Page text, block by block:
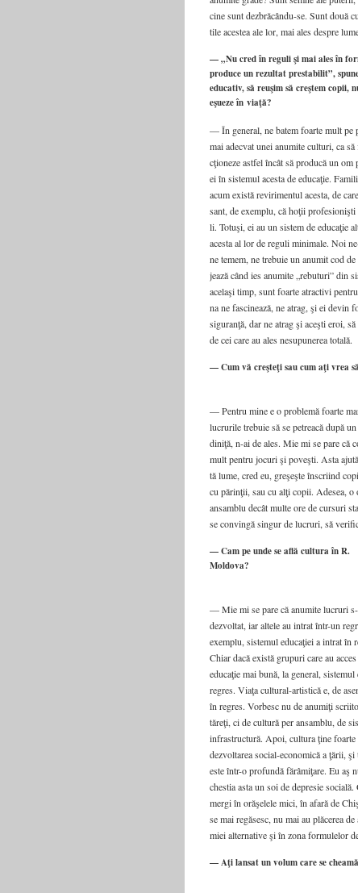
cine sunt dezbrăcându-se. Sunt două
ti­le aces­tea ale lor, mai ales des­pre
— „Nu cred în reguli şi mai ales în
produce un rezultat prestabilit”,
educativ, să reuşim să creştem copii,
eşueze în viaţă?
— În gene­ral, ne batem foar­te mult pe
mai adec­vat unei anu­mi­te cul­tu­ri, ca
cţio­ne­ze ast­fel încât să pro­du­că un
ei în sis­te­mul aces­ta de edu­ca­ţie.
acum exis­tă revi­ri­men­tul aces­ta, de
sant, de exem­plu, că hoţii
li. Totu­şi, ei au un sis­tem de edu­ca­ţie
aces­ta al lor de regu­li mini­ma­le. Noi
ne temem, ne tre­bu­ie un anu­mit cod
jea­ză când ies anu­mi­te „rebu­tu­ri” din
ace­la­şi timp, sunt foar­te atrac­ti­vi
na ne fas­ci­nea­ză, ne atrag, şi ei devin
sigu­ranţă, dar ne atrag şi aceş­ti eroi,
de cei care au ales nesu­pu­ne­rea tota­lă.
— Cum vă creşteţi sau cum aţi vrea
— Pen­tru mine e o pro­ble­mă foar­te
lucru­ri­le tre­bu­ie să se petrea­că după
di­ni­ţă, n-ai de ales. Mie mi se pare că
mult pen­tru jocu­ri şi poveş­ti. Asta
tă lume, cred eu, greşeş­te înscri­ind
cu părinţii, sau cu alţi copii. Ade­sea, o
ansam­blu decât mul­te ore de cur­su­ri
se con­vingă sin­gur de lucru­ri, să
— Cam pe unde se află cultura în R.
Moldova?
— Mie mi se pare că anu­mi­te lucru­ri
dezvol­tat, iar alte­le au intrat într-un
exem­plu, sis­te­mul edu­ca­ţi­ei a intrat în
Chiar dacă exis­tă gru­pu­ri care au
edu­ca­ţie mai bună, la gene­ral, sis­te­mul
regres. Via­ţa cultural-artistică e, de
în regres. Vor­besc nu de anu­mi­ţi
tă­reţi, ci de cul­tu­ră per ansam­blu, de
infras­truc­tu­ră. Apoi, cul­tu­ra ţine foar­te
dezvol­ta­rea social-economică a ţării, şi
este într-o pro­fun­dă fărâ­mi­ţa­re. Eu aş
ches­tia asta un soi de depre­sie soci­a­lă.
mer­gi în oră­şe­le­le mici, în afa­ră de
se mai regă­sesc, nu mai au plă­ce­rea
mi­ei alter­na­ti­ve şi în zona for­mu­le­lor
— Aţi lansat un volum care se